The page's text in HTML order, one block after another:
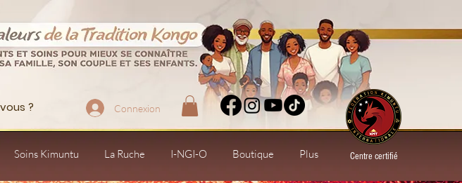
Connexion
Soins Kimuntu La Ruche I-NGI-O Boutique Plus Centre certifié